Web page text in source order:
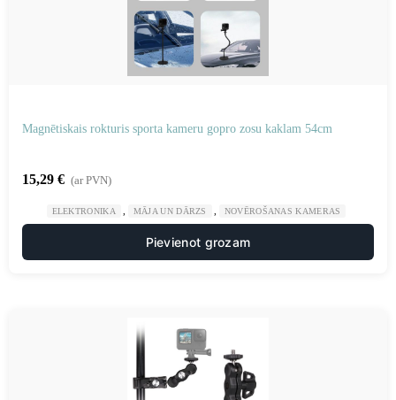
Magnētiskais rokturis sporta kameru gopro zosu kaklam 54cm
15,29 € (ar PVN)
ELEKTRONIKA MĀJA UN DĀRZS NOVĒROŠANAS KAMERAS
Pievienot grozam